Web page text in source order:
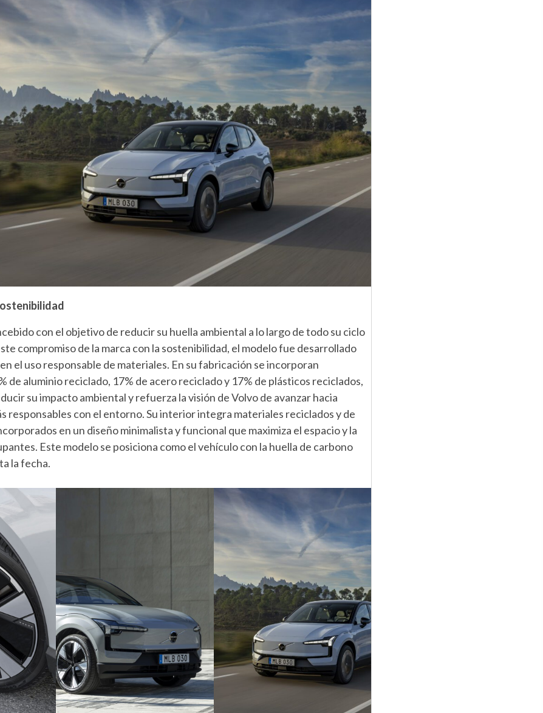
con el objetivo de reducir su huella ambiental a lo largo de todo su ciclo
compromiso de la marca con la sostenibilidad, el modelo fue desarrollado
el uso responsable de materiales. En su fabricación se incorporan
de aluminio reciclado, 17% de acero reciclado y 17% de plásticos reciclados,
su impacto ambiental y refuerza la visión de Volvo de avanzar hacia
responsables con el entorno. Su interior integra materiales reciclados y de
en un diseño minimalista y funcional que maximiza el espacio y la
Este modelo se posiciona como el vehículo con la huella de carbono
la fecha.